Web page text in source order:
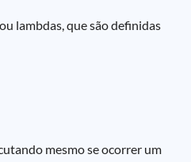
lambdas, que são definidas
mesmo se ocorrer um